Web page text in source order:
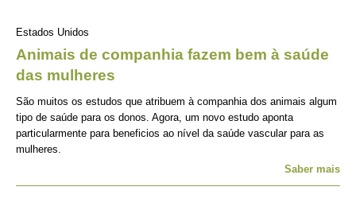
Estados Unidos
Animais de companhia fazem bem à saúde
das mulheres
São muitos os estudos que atribuem à companhia dos animais algum
tipo de saúde para os donos. Agora, um novo estudo aponta
particularmente para beneficios ao nível da saúde vascular para as
mulheres.
Saber mais